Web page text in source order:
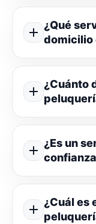
¿Qué
domicilio
¿Cuánto
¿Es un
¿Cuál es